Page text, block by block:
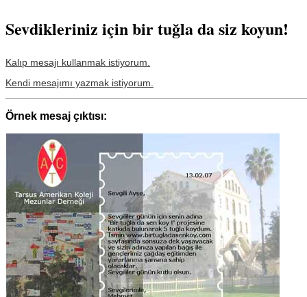
Sevdikleriniz için bir tuğla da siz koyun!
Kalıp mesajı kullanmak istiyorum.
Kendi mesajımı yazmak istiyorum.
Örnek mesaj çıktısı: